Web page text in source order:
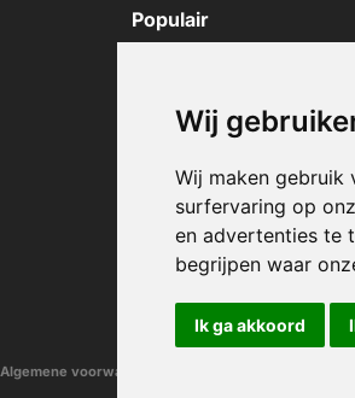
Wij
Wij maken gebruik
surfervaring op
en advertenties te
begrijpen waar
Ik ga akkoord
Populair
New Balance sneakers
Puma sneakers
Converse sneakers
Algemene voorwaarden